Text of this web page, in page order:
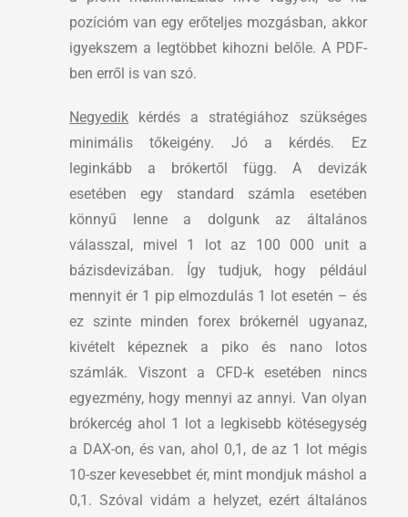
pozícióm van egy erőteljes mozgásban, akkor
igyekszem a legtöbbet kihozni belőle. A PDF-
ben erről is van szó.
Negyedik kérdés a stratégiához szükséges
minimális tőkeigény. Jó a kérdés. Ez
leginkább a brókertől függ. A devizák
esetében egy standard számla esetében
könnyű lenne a dolgunk az általános
válasszal, mivel 1 lot az 100 000 unit a
bázisdevizában. Így tudjuk, hogy például
mennyit ér 1 pip elmozdulás 1 lot esetén – és
ez szinte minden forex brókernél ugyanaz,
kivételt képeznek a piko és nano lotos
számlák. Viszont a CFD-k esetében nincs
egyezmény, hogy mennyi az annyi. Van olyan
brókercég ahol 1 lot a legkisebb kötésegység
a DAX-on, és van, ahol 0,1, de az 1 lot mégis
10-szer kevesebbet ér, mint mondjuk máshol a
0,1. Szóval vidám a helyzet, ezért általános